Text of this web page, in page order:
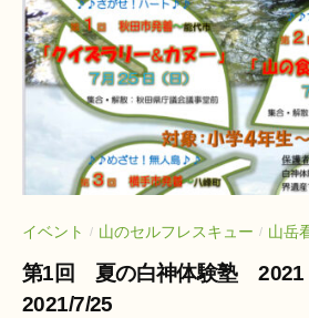
ド
・
セ
ラ
ス
ダ
イ
イベント / 山のセルフレスキュー / 山岳
第1回 夏の白神体験塾
2021/7/25
ラ
ス
ダ
イ
ア
リ
ー
山
海